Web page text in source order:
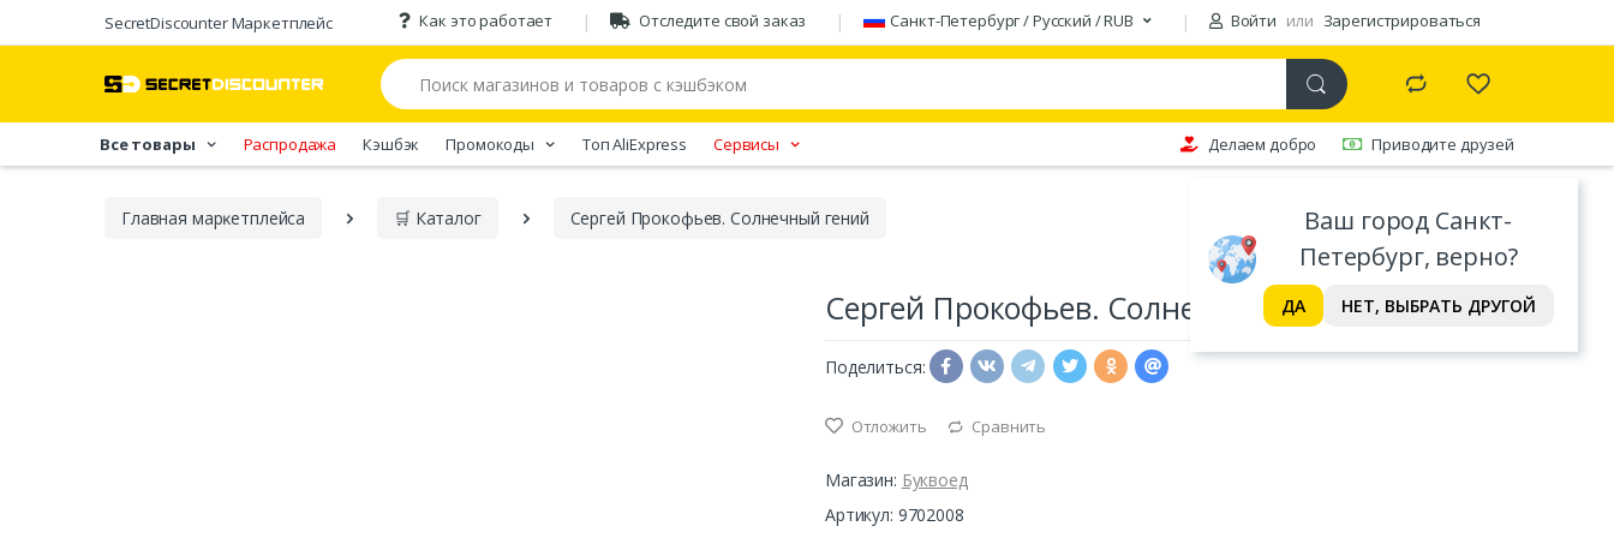
SecretDiscounter Маркетплейс Как это работает Отследите свой заказ Санкт-Петербург / Русский / RUB Войти или Зарегистрироваться
Ваш город Санкт-
Петербург, верно?
ДА НЕТ, ВЫБРАТЬ ДРУГОЙ
Все товары Распродажа Кэшбэк Промокоды Tоп AliExpress Сервисы Делаем добро Приводите друзей
Главная марĸетплейса 🛒 Каталог Сергей Прокофьев. Солнечный гений
Сергей Прокофьев. Солнечный гений
Поделиться:
Отложить Сравнить
Магазин: Буквоед
Артикул: 9702008